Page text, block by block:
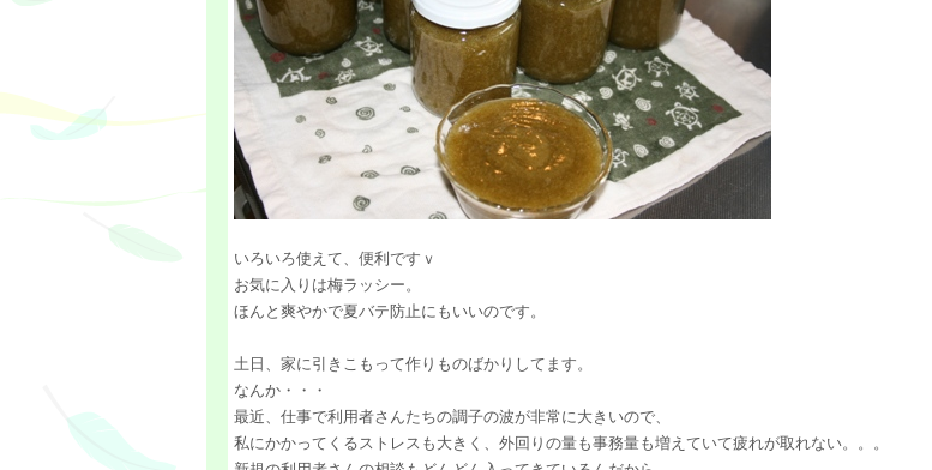
いろいろ使えて、便利ですｖ
お気に入りは梅ラッシー。
ほんと爽やかで夏バテ防止にもいいのです。
土日、家に引きこもって作りものばかりしてます。
なんか・・・
最近、仕事で利用者さんたちの調子の波が非常に大きいので、
私にかかってくるストレスも大きく、外回りの量も事務量も増えていて疲れが取れない。。。